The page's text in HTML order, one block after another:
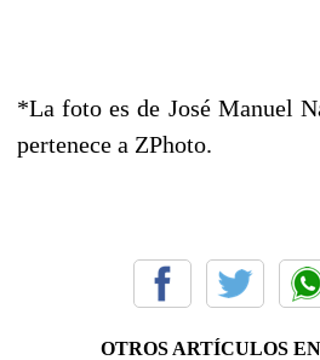
*La foto es de José Manuel
pertenece a ZPhoto.
OTROS ARTÍCULOS